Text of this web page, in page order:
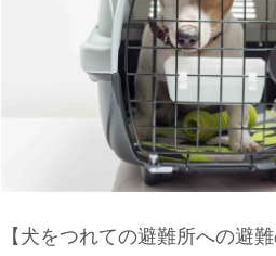
【犬をつれての避難所への避